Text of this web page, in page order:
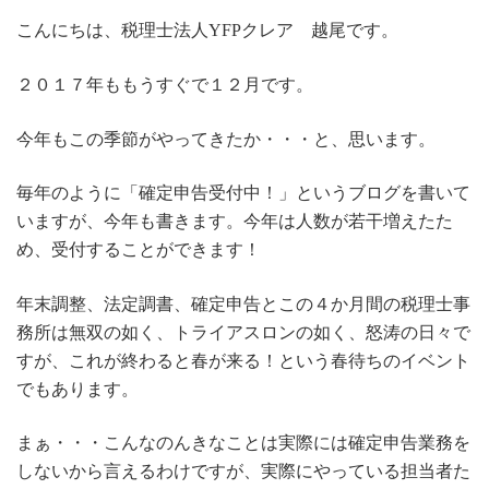
こんにちは、税理士法人YFPクレア 越尾です。
２０１７年ももうすぐで１２月です。
今年もこの季節がやってきたか・・・と、思います。
毎年のように「確定申告受付中！」というブログを書いて
いますが、今年も書きます。今年は人数が若干増えたた
め、受付することができます！
年末調整、法定調書、確定申告とこの４か月間の税理士事
務所は無双の如く、トライアスロンの如く、怒涛の日々で
すが、これが終わると春が来る！という春待ちのイベント
でもあります。
まぁ・・・こんなのんきなことは実際には確定申告業務を
しないから言えるわけですが、実際にやっている担当者た